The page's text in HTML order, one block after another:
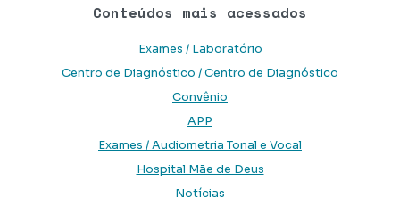
Conteúdos mais acessados
Exames / Laboratório
Centro de Diagnóstico / Centro de Diagnóstico
Convênio
APP
Exames / Audiometria Tonal e Vocal
Hospital Mãe de Deus
Notícias